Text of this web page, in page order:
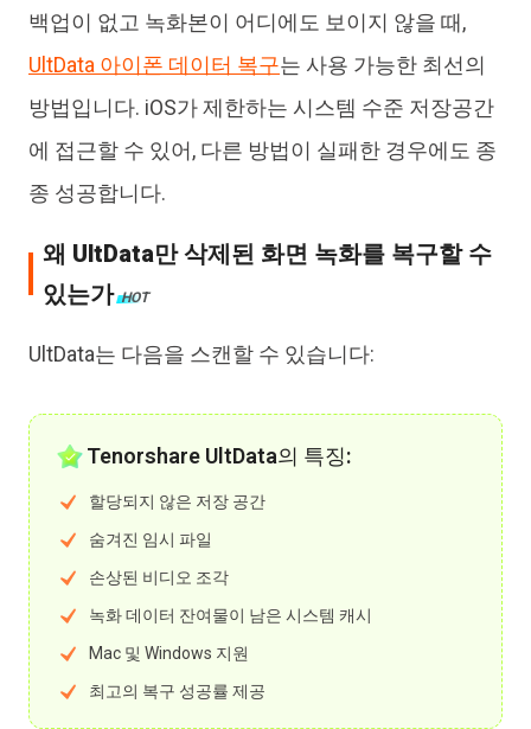
백업이 없고 녹화본이 어디에도 보이지 않을 때,
UltData 아이폰 데이터 복구는 사용 가능한 최선의
방법입니다. iOS가 제한하는 시스템 수준 저장공간
에 접근할 수 있어, 다른 방법이 실패한 경우에도 종
종 성공합니다.
왜 UltData만 삭제된 화면 녹화를 복구할 수
있는가 HOT
UltData는 다음을 스캔할 수 있습니다:
Tenorshare UltData의 특징:
할당되지 않은 저장 공간
숨겨진 임시 파일
손상된 비디오 조각
녹화 데이터 잔여물이 남은 시스템 캐시
Mac 및 Windows 지원
최고의 복구 성공률 제공